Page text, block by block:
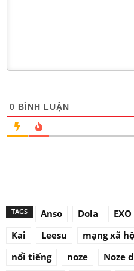
0 BÌNH LUẬN
TAGS Anso Dola EXO
Kai
Leesu mạng xã
nổi tiếng
noze Noze